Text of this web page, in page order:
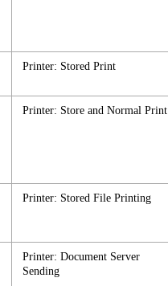
Printer: Stored Print
Printer: Store and Normal Print
Printer: Stored File Printing
Printer: Document Server
Sending